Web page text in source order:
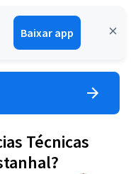
Baixar app
Entrar
Técnicas